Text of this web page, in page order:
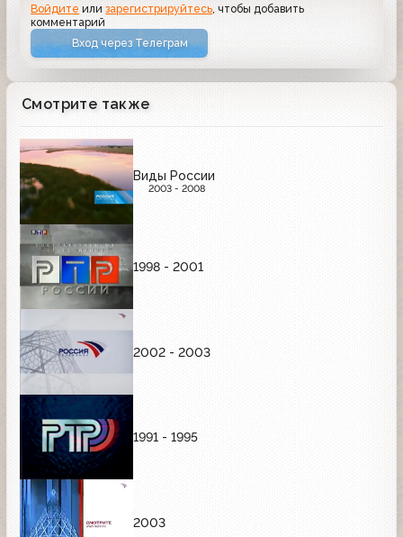
Войдите илизарегистрируйтесь , чтобы добавить
комментарий
Вход через Телеграм
Смотрите также
Виды России
2003 - 2008
1998 - 2001
2002 - 2003
1991 - 1995
2003